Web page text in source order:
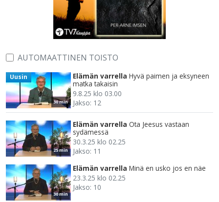
AUTOMAATTINEN TOISTO
30 min
Uusin Elämän varrella Hyvä paimen ja eksyneen
matka takaisin
9.8.25 klo 03.00
Jakso: 12
25 min
Elämän varrella Ota Jeesus vastaan
sydämessä
30.3.25 klo 02.25
Jakso: 11
30 min
Elämän varrella Minä en usko jos en näe
23.3.25 klo 02.25
Jakso: 10